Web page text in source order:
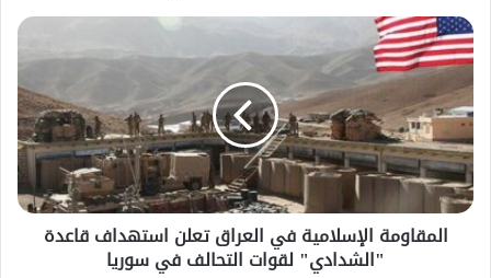
المقاومة الإسلامية في العراق تعلن استهداف قاعدة
"الشدادي" لقوات التحالف في سوريا